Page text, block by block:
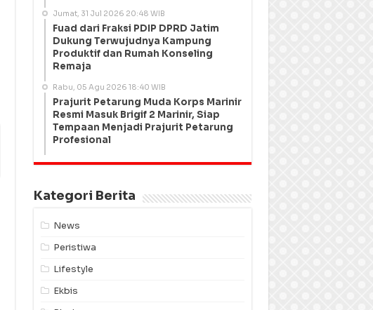
Jumat, 31 Jul 2026 20:48 WIB
Fuad dari Fraksi PDIP DPRD Jatim
Dukung Terwujudnya Kampung
Produktif dan Rumah Konseling
Remaja
Rabu, 05 Agu 2026 18:40 WIB
Prajurit Petarung Muda Korps Marinir
Resmi Masuk Brigif 2 Marinir, Siap
Tempaan Menjadi Prajurit Petarung
Profesional
Kategori Berita
News
Peristiwa
Lifestyle
Ekbis